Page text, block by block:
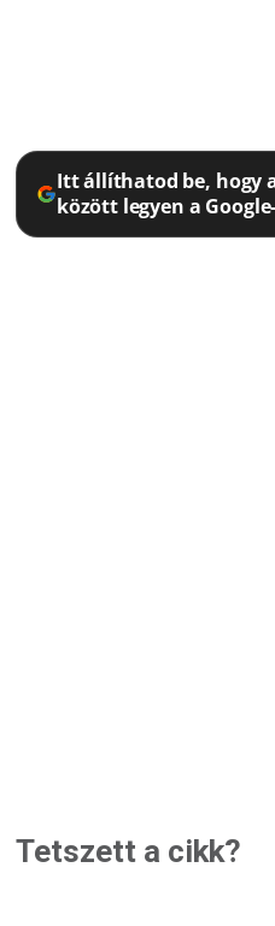
Itt állíthatod be, hogy
között legyen a
Tetszett a cikk?